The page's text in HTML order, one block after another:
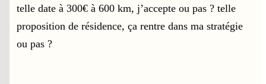
telle date à 300€ à 600 km, j’accepte ou pas ? telle
proposition de résidence, ça rentre dans ma stratégie
ou pas ?